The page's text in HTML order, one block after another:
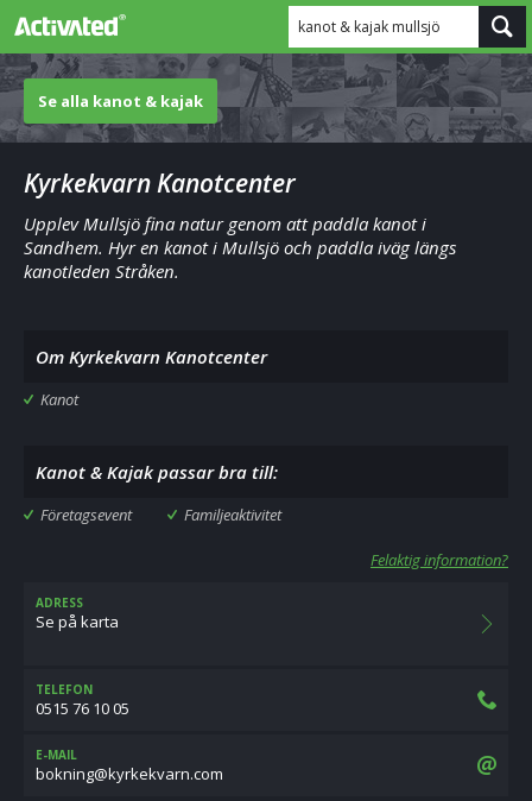
kanot & kajak mullsjö
Se alla kanot & kajak
Kyrkekvarn Kanotcenter
Upplev Mullsjö fina natur genom att paddla kanot i
Sandhem. Hyr en kanot i Mullsjö och paddla iväg längs
kanotleden Stråken.
Om Kyrkekvarn Kanotcenter
Kanot
Kanot & Kajak passar bra till:
Företagsevent Familjeaktivitet
Felaktig information?
ADRESS
Se på karta
TELEFON
0515 76 10 05
E-MAIL
moc.nravkekryk@gninkob